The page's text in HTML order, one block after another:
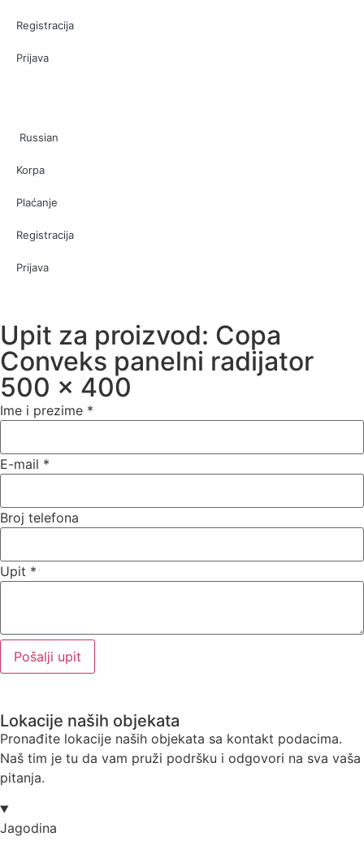
Registracija
Prijava
Russian
Korpa
Plaćanje
Registracija
Prijava
Upit za proizvod: Copa
Conveks panelni radijator
500 x 400
Ime i prezime *
E-mail *
Broj telefona
Upit *
Pošalji upit
Lokacije naših objekata
Pronađite lokacije naših objekata sa kontakt podacima.
Naš tim je tu da vam pruži podršku i odgovori na sva vaša
pitanja.
Jagodina